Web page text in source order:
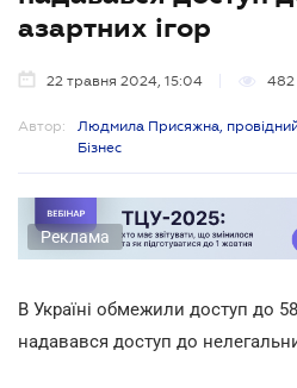
азартних ігор
22 травня 2024, 15:04 482
Автор:
Людмила Присяжна,
Бізнес
Реклама
В Україні обмежили доступ до
надавався доступ до